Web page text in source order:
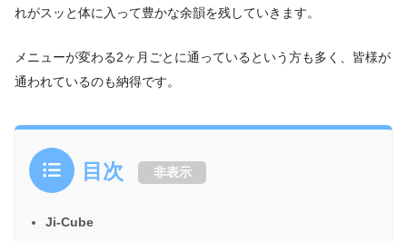
れがスッと体に入って豊かな余韻を残していきます。
メニューが変わる2ヶ月ごとに通っているという方も多く、皆様が
通われているのも納得です。
目次 非表示
Ji-Cube